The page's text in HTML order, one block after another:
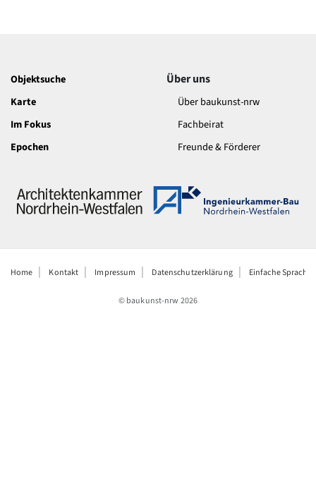
Objektsuche
Karte
Im Fokus
Epochen
Über uns
Über baukunst-nrw
Fachbeirat
Freunde & Förderer
Home Kontakt Impressum Datenschutzerklärung Einfache Sprache
© baukunst-nrw2026